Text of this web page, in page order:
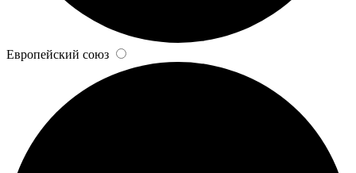
Европейский союз